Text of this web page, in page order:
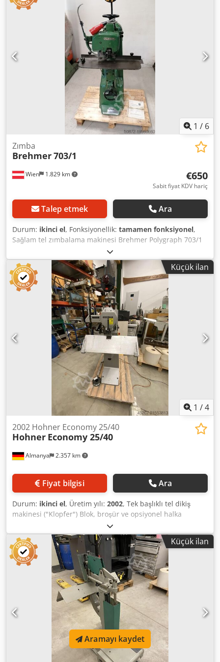
1 / 6
Wien 1.829 km
Zımba
Brehmer703/1
€650
Sabit fiyat KDV hariç
Talep etmek Ara
Durum: ikinci el, Fonksiyonellik: tamamen fonksiyonel,
Sağlam tel zımbalama makinesi Brehmer Polygraph 703/1
Zımbalanacak kalınlık 25 mm'ye kadar Yuvarlak tel No. 23-
30 Düz tel No. I-V Zımba sırt uzunluğu 12 mm Zımbalama
hızı 155-215 zımba/dak. Elektrik bağlantısı 400V/50Hz
Credpfx Asxbf Iyjmusf Ağırlık 200 kg
Küçük ilan
1 /4
Almanya 2.357 km
2002 Hohner Economy 25/40
Hohner Economy 25/40
Fiyat bilgisi Ara
Durum: ikinci el, Üretim yılı: 2002, Tek başlıklı tel dikiş
makinesi ("Klopfer") Blok, broşür ve opsiyonel halka
zımbalama için. Blok dikiş ve sırt dikişi arasında hızlı geçiş
imkânı. Hohner'e özgü kama kesimi ile optimum tel akışı.
Teknik özellikler • Zımbalama kapasitesi: Dakikada 203
zımba kadar • Dikiş kafası sayısı: 1 • Maksimum dikiş
kalınlığı: 25 mm (katlanmış), 40 mm (her iki taraftan) •
Halka dikişi: 3 mm'ye kadar (opsiyonel) • Yuvarlak dikiş teli:
No. 21–30 (0,80–0,35 mm) • Düz dikiş teli: 0,70×0,35 ile
0,96×0,78 mm arası • Dikiş masası boyutu: 700 × 240 mm •
Yerleştirme derinliği: Blok dikiş 95 mm, sırt dikiş 290 mm •
Çalışma yüksekliği: 880 mm • Motor gücü: 0,55 kW •
Gerilim: 230/400 V, 50 Hz • Toplam yükseklik: 1540 mm •
Kurulum alanı: 900 × 700 × 1540 mm • Ağırlık: 200 kg (net),
240 kg (brüt) • Gürültü emisyonu: < 82 dB(A) Credpjyv Eyzjfx
Amuef Kullanım alanları • Broşürler • Bloknotlar • Takvimler
Küçük ilan
Aramayı kaydet